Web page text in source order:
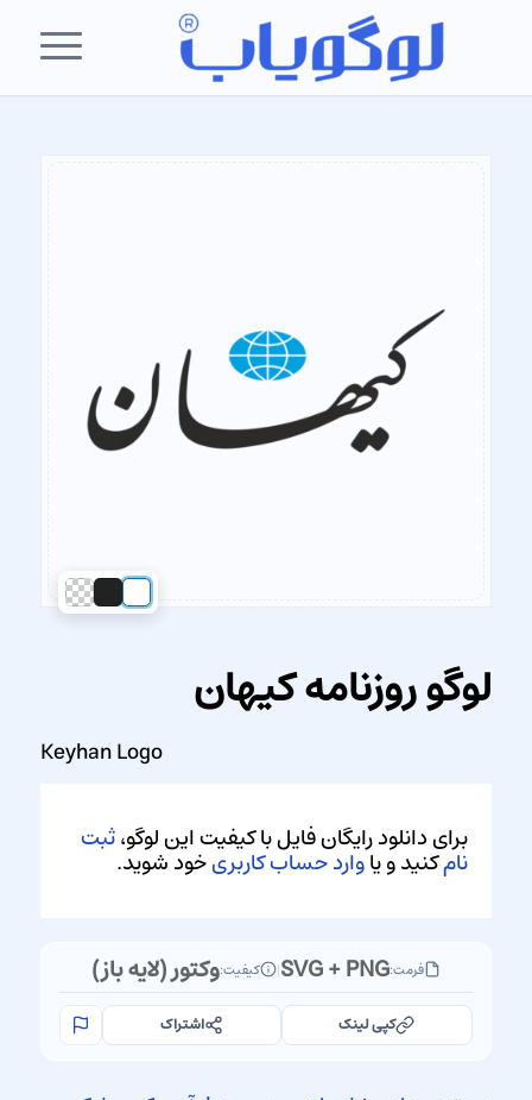
لوگو روزنامه کیهان
Keyhan Logo
برای دانلود رایگان فایل با کیفیت این لوگو،ثبت
نامکنید و یاوارد حساب کاربریخود شوید.
فرمت:SVG + PNG
| کیفیت:وکتور (لایه باز)
کپی لینک اشتراک